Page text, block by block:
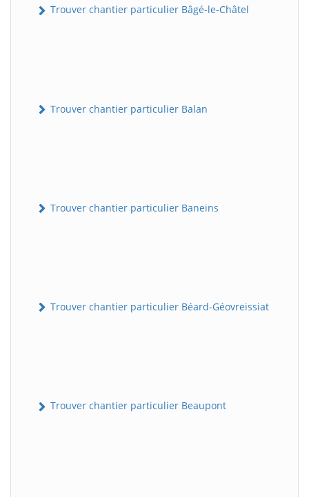
Trouver chantier particulier Bâgé-le-Châtel
Trouver chantier particulier Balan
Trouver chantier particulier Baneins
Trouver chantier particulier Béard-Géovreissiat
Trouver chantier particulier Beaupont